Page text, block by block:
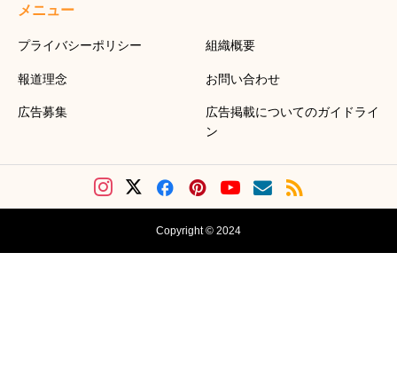
メニュー
プライバシーポリシー 組織概要
報道理念 お問い合わせ
広告募集
広告掲載についてのガイドライ
ン
Copyright © 2024